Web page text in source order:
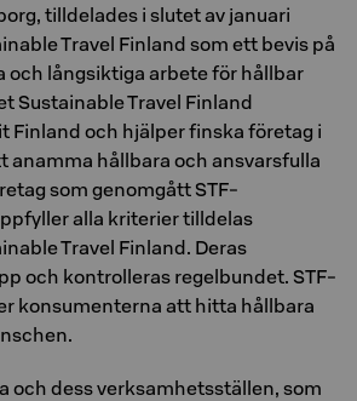
tilldelades i slutet av januari
Travel Finland som ett bevis på
och långsiktiga arbete för hållbar
Sustainable Travel Finland
Finland och hjälper finska företag i
anamma hållbara och ansvarsfulla
som genomgått STF-
alla kriterier tilldelas
Travel Finland. Deras
och kontrolleras regelbundet. STF-
konsumenterna att hitta hållbara
och dess verksamhetsställen, som